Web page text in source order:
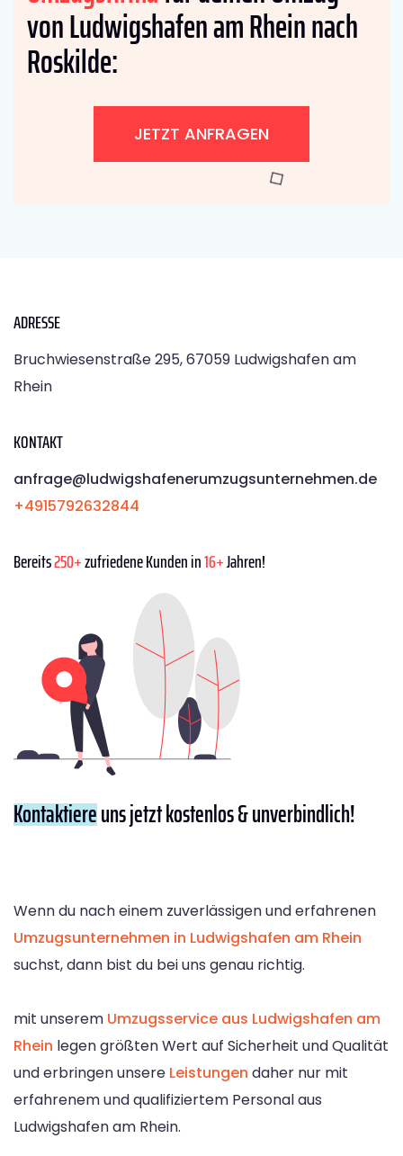
von Ludwigshafen am Rhein nach
Roskilde:
JETZT ANFRAGEN
ADRESSE
Bruchwiesenstraße 295, 67059 Ludwigshafen am
Rhein
KONTAKT
anfrage@ludwigshafenerumzugsunternehmen.de
+4915792632844
Bereits250+zufriedene Kunden in16+Jahren!
Kontaktiereuns jetzt kostenlos & unverbindlich!
Wenn du nach einem zuverlässigen und erfahrenen
Umzugsunternehmen in Ludwigshafen am Rhein
suchst, dann bist du bei uns genau richtig.
mit unserem Umzugsservice aus Ludwigshafen am
Rhein legen größten Wert auf Sicherheit und Qualität
und erbringen unsere Leistungen daher nur mit
erfahrenem und qualifiziertem Personal aus
Ludwigshafen am Rhein.